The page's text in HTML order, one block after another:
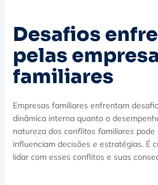
Desafios
pelas
familiares
Empresas familiares enfrentam
dinâmica interna quanto o
natureza dos conflitos familiarespode
influenciam decisões e estratégias. É
lidar com esses conflitos e suas